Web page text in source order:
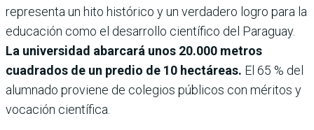
representa un hito histórico y un verdadero logro para la
educación como el desarrollo científico del Paraguay.
La universidad abarcará unos 20.000 metros
cuadrados de un predio de 10 hectáreas. El 65 % del
alumnado proviene de colegios públicos con méritos y
vocación científica.